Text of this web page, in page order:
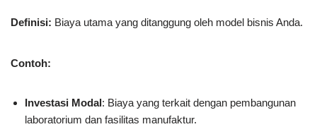
Definisi: Biaya utama yang ditanggung oleh model bisnis Anda.
Contoh:
Investasi Modal: Biaya yang terkait dengan pembangunan
laboratorium dan fasilitas manufaktur.